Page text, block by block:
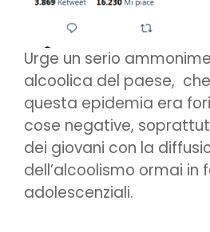
Urge un serio
alcoolica del paese,
questa epidemia era
cose negative,
dei giovani con la
dell’alcoolismo ormai in
adolescenziali.